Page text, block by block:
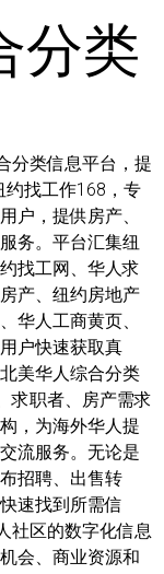
分类
分类信息平台，提
约找工作168，专
户，提供房产、
务。平台汇集纽
找工网、华人求
产、纽约房地产
华人工商黄页、
户快速获取真
美华人综合分类
求职者、房产需求
，为海外华人提
流服务。无论是
招聘、出售转
速找到所需信
社区的数字化信息
会、商业资源和